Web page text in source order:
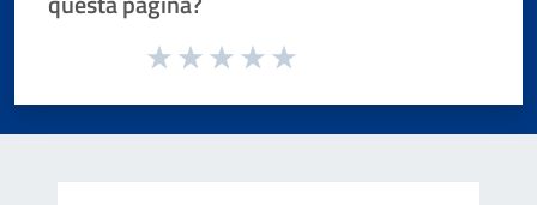
Valuta da 1 a 5 stelle la pagina